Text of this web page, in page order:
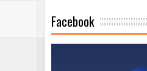
Facebook